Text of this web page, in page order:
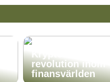
Kryptovalutor: En
revolution inom
finansvärlden